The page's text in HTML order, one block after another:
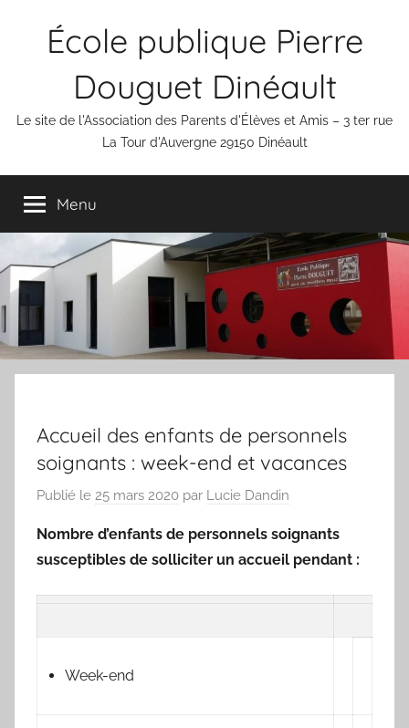
École publique Pierre
Douguet Dinéault
Le site de l'Association des Parents d'Élèves et Amis – 3 ter rue
La Tour d'Auvergne 29150 Dinéault
Menu
Accueil des enfants de personnels
soignants : week-end et vacances
Publié le 25 mars 2020 par Lucie Dandin
Nombre d’enfants de personnels soignants
susceptibles de solliciter un accueil pendant :
Week-end